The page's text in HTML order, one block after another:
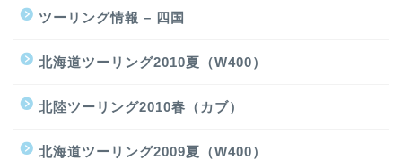
ツーリング情報 – 四国
北海道ツーリング2010夏（W400）
北陸ツーリング2010春（カブ）
北海道ツーリング2009夏（W400）